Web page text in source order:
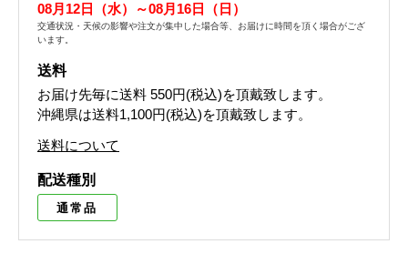
08月12日（水）～08月16日（日）
交通状況・天候の影響や注文が集中した場合等、お届けに時間を頂く場合がござ
います。
送料
お届け先毎に送料 550円(税込)を頂戴致します。
沖縄県は送料1,100円(税込)を頂戴致します。
送料について
配送種別
通常品